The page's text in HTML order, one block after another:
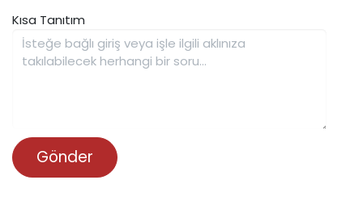
Kısa Tanıtım
Gönder